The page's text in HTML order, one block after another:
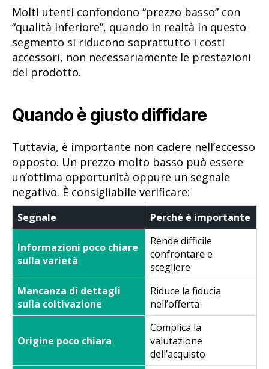
Molti utenti confondono “prezzo basso” con
“qualità inferiore”, quando in realtà in questo
segmento si riducono soprattutto i costi
accessori, non necessariamente le prestazioni
del prodotto.
Quando è giusto diffidare
Tuttavia, è importante non cadere nell’eccesso
opposto. Un prezzo molto basso può essere
un’ottima opportunità oppure un segnale
negativo. È consigliabile verificare:
Segnale Perché è importante
Informazioni poco chiare
sulla varietà
Rende difficile
confrontare e
scegliere
Mancanza di dettagli
sulla coltivazione
Riduce la fiducia
nell’offerta
Origine poco chiara
Complica la
valutazione
dell’acquisto